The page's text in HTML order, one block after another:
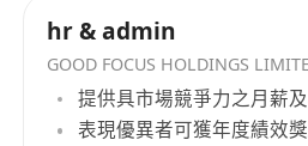
• 具備2年或以上香港本地
驗，熟悉香港用工政策、《
（MPF）制度
• 人力資源、工商管理或相
hr & admin
GOOD FOCUS HOLDINGS
提供具市場競爭力之月薪
表現優異者可獲年度績效